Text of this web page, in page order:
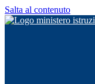
Salta al contenuto